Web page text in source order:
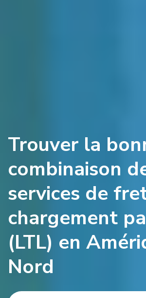
Trouver la
combinaison
services de
chargement
(LTL) en
Nord